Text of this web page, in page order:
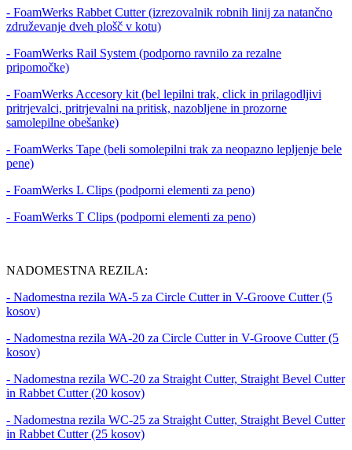
- FoamWerks Rabbet Cutter (izrezovalnik robnih linij za natančno
združevanje dveh plošč v kotu)
- FoamWerks Rail System (podporno ravnilo za rezalne
pripomočke)
- FoamWerks Accesory kit (bel lepilni trak, click in prilagodljivi
pritrjevalci, pritrjevalni na pritisk, nazobljene in prozorne
samolepilne obešanke)
- FoamWerks Tape (beli somolepilni trak za neopazno lepljenje bele
pene)
- FoamWerks L Clips (podporni elementi za peno)
- FoamWerks T Clips (podporni elementi za peno)
NADOMESTNA REZILA:
- Nadomestna rezila WA-5 za Circle Cutter in V-Groove Cutter (5
kosov)
- Nadomestna rezila WA-20 za Circle Cutter in V-Groove Cutter (5
kosov)
- Nadomestna rezila WC-20 za Straight Cutter, Straight Bevel Cutter
in Rabbet Cutter (20 kosov)
- Nadomestna rezila WC-25 za Straight Cutter, Straight Bevel Cutter
in Rabbet Cutter (25 kosov)